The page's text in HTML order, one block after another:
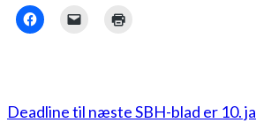
Deadline til næste SBH-blad er 10.